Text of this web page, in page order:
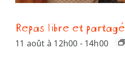
Repas libre et partagé
11 août à 12h00 - 14h00